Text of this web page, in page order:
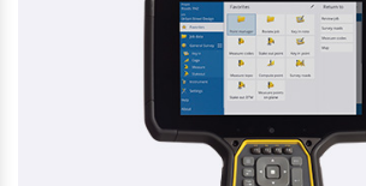
LI-ION BATTERI TIL R2, R4, R6, R8 OG
650,00 kr. ekskl. moms